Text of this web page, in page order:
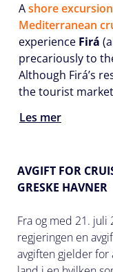
Ashore excursion
Mediterranean
experience Firá
precariously to
Although Firá’s
the tourist
Les mer
AVGIFT FOR
GRESKE HAVNER
Fra og med 21.
regjeringen en
avgiften gjelder for